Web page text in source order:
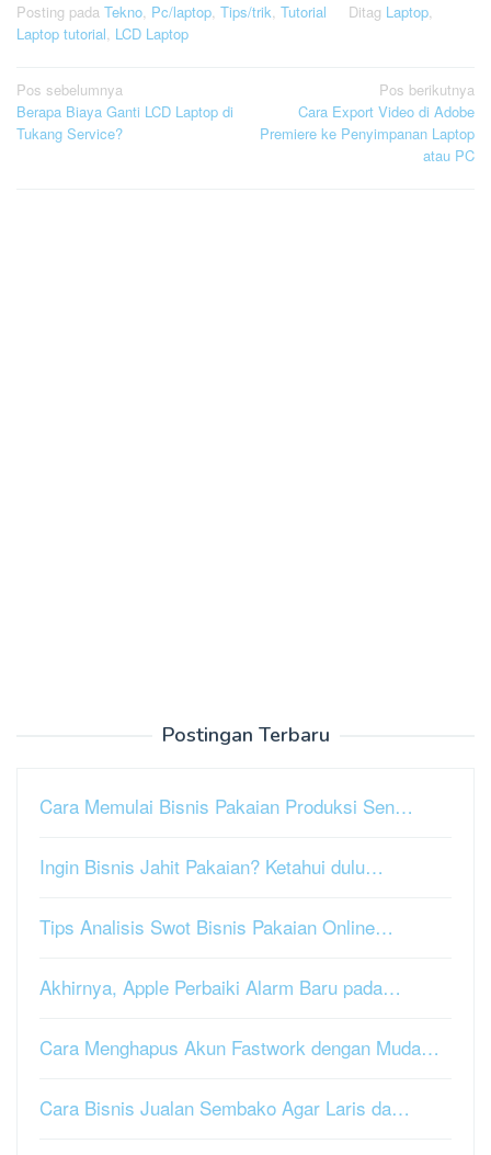
Posting pada Tekno, Pc/laptop, Tips/trik, Tutorial Ditag Laptop,
Laptop tutorial, LCD Laptop
Navigasi
pos
Pos sebelumnya
Berapa Biaya Ganti LCD Laptop di
Tukang Service?
Pos berikutnya
Cara Export Video di Adobe
Premiere ke Penyimpanan Laptop
atau PC
Postingan Terbaru
Cara Memulai Bisnis Pakaian Produksi Sen…
Ingin Bisnis Jahit Pakaian? Ketahui dulu…
Tips Analisis Swot Bisnis Pakaian Online…
Akhirnya, Apple Perbaiki Alarm Baru pada…
Cara Menghapus Akun Fastwork dengan Muda…
Cara Bisnis Jualan Sembako Agar Laris da…